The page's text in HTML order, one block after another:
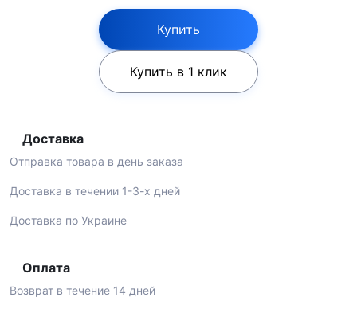
Купить
Купить в 1 клик
Доставка
Отправка товара в день заказа
Доставка в течении 1-3-х дней
Доставка по Украине
Оплата
Возврат в течение 14 дней